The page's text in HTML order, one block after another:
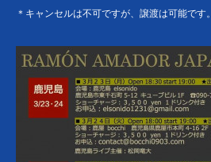
＊キャンセルは不可ですが、譲渡は可能です。